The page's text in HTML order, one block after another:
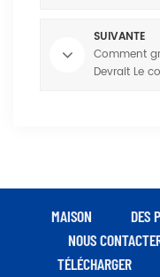
SUIVANTE
Comment
Devrait Le
MAISON DES
NOUS
TÉLÉCHARGER